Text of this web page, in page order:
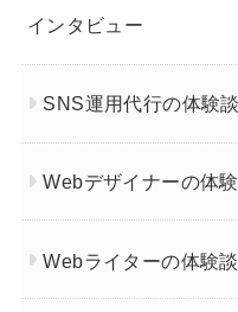
インタビュー
SNS運用代行の体験談
Webデザイナーの体
Webライターの体験談